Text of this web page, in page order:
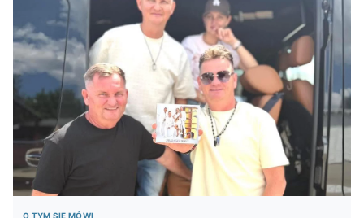
O TYM SIĘ MÓWI